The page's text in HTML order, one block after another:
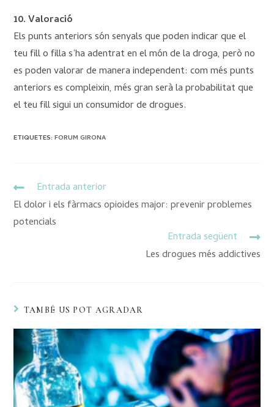
10. Valoració
Els punts anteriors són senyals que poden indicar que el
teu fill o filla s’ha adentrat en el món de la droga, però no
es poden valorar de manera independent: com més punts
anteriors es compleixin, més gran serà la probabilitat que
el teu fill sigui un consumidor de drogues.
ETIQUETES:FORUM GIRONA
Entrada anterior
El dolor i els fàrmacs opioides major: prevenir problemes
potencials
Entrada següent
Les drogues més addictives
TAMBÉ US POT AGRADAR